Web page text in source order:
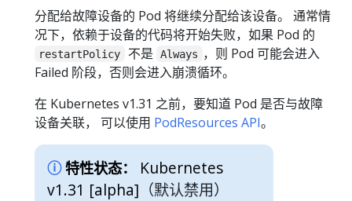
分配给故障设备的 Pod 将继续分配给该设备。 通常情
况下，依赖于设备的代码将开始失败，如果 Pod 的
restartPolicy 不是 Always ，则 Pod 可能会进入
Failed 阶段，否则会进入崩溃循环。
在 Kubernetes v1.31 之前，要知道 Pod 是否与故障
设备关联， 可以使用 PodResources API。
特性状态：
Kubernetes
v1.31 [alpha] （默认禁用）